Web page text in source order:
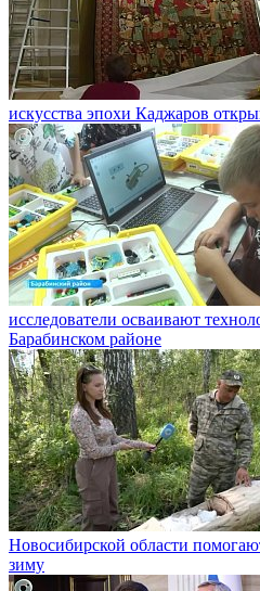
искусства эпохи Каджаров
исследователи осваивают
Барабинском районе
Новосибирской области
зиму